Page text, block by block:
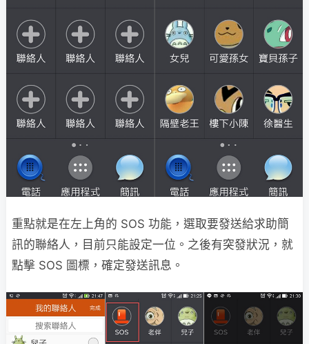
重點就是在左上角的 SOS 功能，選取要發送給求助簡
訊的聯絡人，目前只能設定一位。之後有突發狀況，就
點擊 SOS 圖標，確定發送訊息。